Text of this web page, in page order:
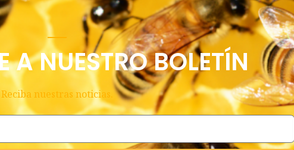
A NUESTRO BOLETÍN
Reciba nuestras noticias.